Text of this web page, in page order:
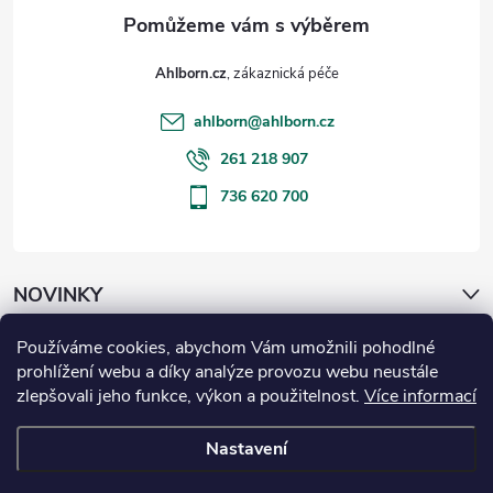
Používáme cookies, abychom Vám umožnili pohodlné
prohlížení webu a díky analýze provozu webu neustále
zlepšovali jeho funkce, výkon a použitelnost. Více informací
Nastavení
NOVINKY
ČLÁNKY
Ahlborn.cz
ahlborn@ahlborn.cz
261 218 907
736 620 700